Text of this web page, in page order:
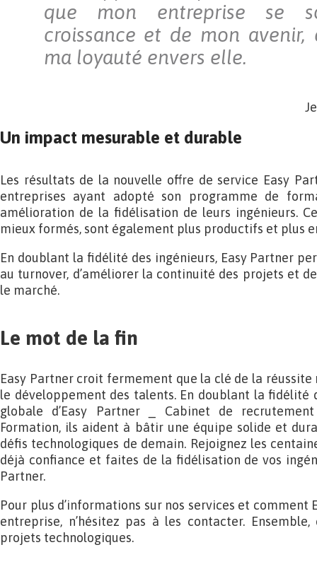
que mon entreprise se
croissance et de mon avenir,
ma loyauté envers elle.
Un impact mesurable et durable
Les résultats de la nouvelle offre de service Easy
entreprises ayant adopté son programme de
amélioration de la fidélisation de leurs ingénieurs.
mieux formés, sont également plus productifs et plus
En doublant la fidélité des ingénieurs, Easy Partner
au turnover, d’améliorer la continuité des projets et
le marché.
Le mot de la fin
Easy Partner croit fermement que la clé de la
le développement des talents. En doublant la fidélité
globale d’Easy Partner _ Cabinet de
Formation, ils aident à bâtir une équipe solide et
défis technologiques de demain. Rejoignez les
déjà confiance et faites de la fidélisation de vos
Partner.
Pour plus d’informations sur nos services et
entreprise, n’hésitez pas à les contacter. Ensemble,
projets technologiques.